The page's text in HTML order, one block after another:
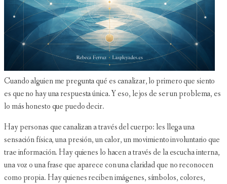
Cuando alguien me pregunta qué es canalizar, lo primero que siento
es que no hay una respuesta única. Y eso, lejos de ser un problema, es
lo más honesto que puedo decir.
Hay personas que canalizan a través del cuerpo: les llega una
sensación física, una presión, un calor, un movimiento involuntario que
trae información. Hay quienes lo hacen a través de la escucha interna,
una voz o una frase que aparece con una claridad que no reconocen
como propia. Hay quienes reciben imágenes, símbolos, colores,